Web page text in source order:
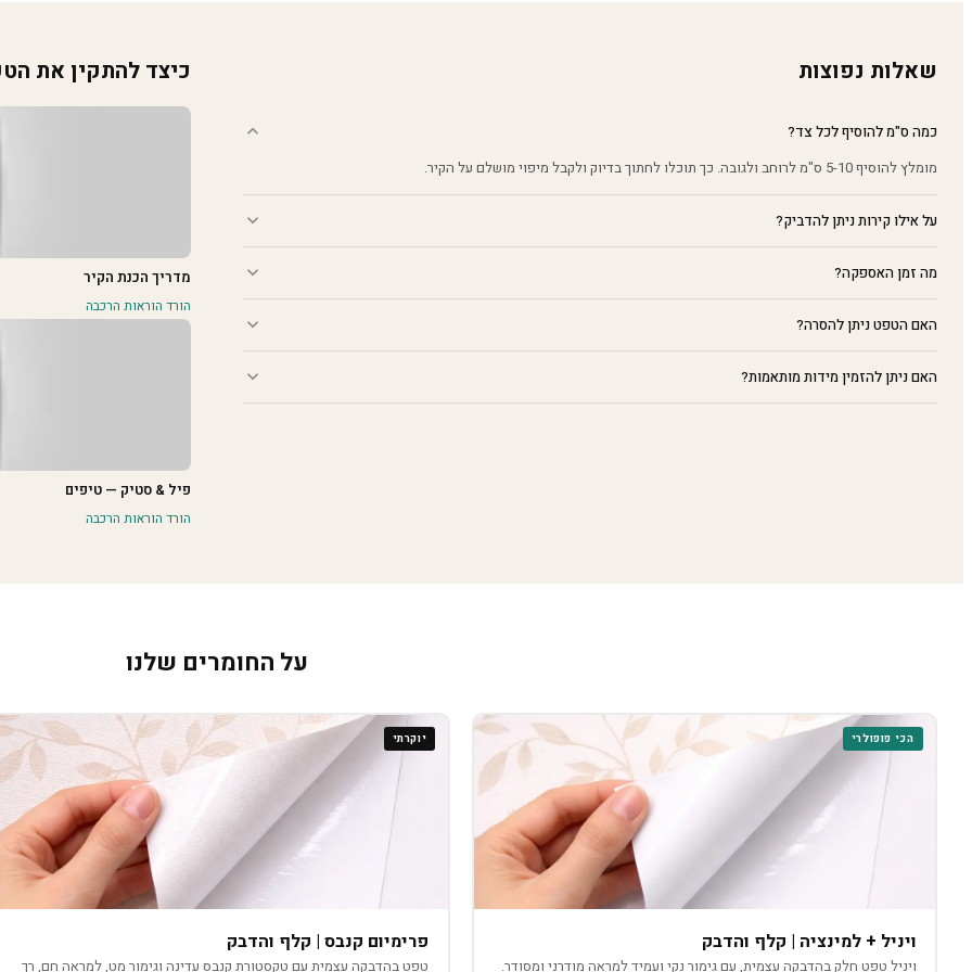
שאלות נפוצות
כמה ס"מ להוסיף לכל צד?
מומלץ להוסיף 5-10 ס"מ לרוחב ולגובה. כך תוכלו לחתוך בדיוק ולקבל מיפוי מושלם על הקיר.
על אילו קירות ניתן להדביק?
מה זמן האספקה?
האם הטפט ניתן להסרה?
האם ניתן להזמין מידות מותאמות?
כיצד להתקין את
מדריך הכנת הקיר
הורד הוראות הרכבה
פיל & סטיק — טיפים
הורד הוראות הרכבה
על החומרים שלנו
הכי פופולרי
ויניל + למינציה | קלף והדבק
ויניל טפט חלק בהדבקה עצמית, עם גימור נקי ועמיד למראה מודרני ומסודר.
יוקרתי
פרימיום קנבס | קלף והדבק
טפט בהדבקה עצמית עם טקסטורת קנבס עדינה וגימור מט, למראה חם, רך